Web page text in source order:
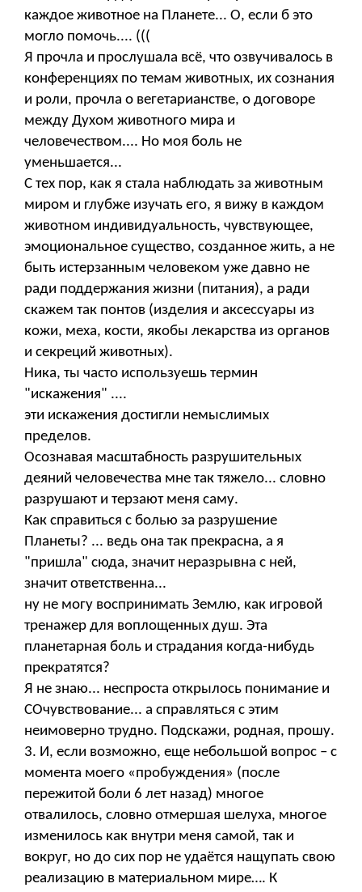
каждое животное на Планете... О, если б это
могло помочь.... (((
Я прочла и прослушала всё, что озвучивалось в
конференциях по темам животных, их сознания
и роли, прочла о вегетарианстве, о договоре
между Духом животного мира и
человечеством.... Но моя боль не
уменьшается...
С тех пор, как я стала наблюдать за животным
миром и глубже изучать его, я вижу в каждом
животном индивидуальность, чувствующее,
эмоциональное существо, созданное жить, а не
быть истерзанным человеком уже давно не
ради поддержания жизни (питания), а ради
скажем так понтов (изделия и аксессуары из
кожи, меха, кости, якобы лекарства из органов
и секреций животных).
Ника, ты часто используешь термин
"искажения" ....
эти искажения достигли немыслимых
пределов.
Осознавая масштабность разрушительных
деяний человечества мне так тяжело... словно
разрушают и терзают меня саму.
Как справиться с болью за разрушение
Планеты? ... ведь она так прекрасна, а я
"пришла" сюда, значит неразрывна с ней,
значит ответственна...
ну не могу воспринимать Землю, как игровой
тренажер для воплощенных душ. Эта
планетарная боль и страдания когда-нибудь
прекратятся?
Я не знаю... неспроста открылось понимание и
СОчувствование... а справляться с этим
неимоверно трудно. Подскажи, родная, прошу.
3. И, если возможно, еще небольшой вопрос – с
момента моего «пробуждения» (после
пережитой боли 6 лет назад) многое
отвалилось, словно отмершая шелуха, многое
изменилось как внутри меня самой, так и
вокруг, но до сих пор не удаётся нащупать свою
реализацию в материальном мире…. К